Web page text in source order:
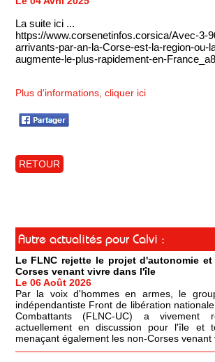
La suite ici ...
https://www.corsenetinfos.corsica/Avec-3-
arrivants-par-an-la-Corse-est-la-region-ou-
augmente-le-plus-rapidement-en-
Plus d'informations, cliquer ici
RETOUR
Autre actualités pour Calvi :
Le FLNC rejette le projet d'autonomie
Corses venant vivre dans l'île
Le 06 Août 2026
Par la voix d'hommes en armes, le
indépendantiste Front de libération
Combattants (FLNC-UC) a vivement
actuellement en discussion pour l'île et
menaçant également les non-Corses venant